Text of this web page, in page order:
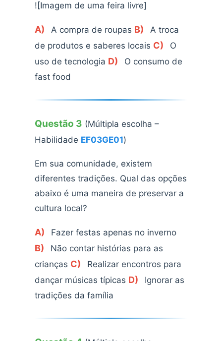
![Imagem de uma feira livre]
A) A compra de roupas B)
A troca
de produtos e saberes locais C)
O
uso de tecnologia D)
O consumo de
fast food
Questão 3 (Múltipla escolha –
Habilidade EF03GE01)
Em sua comunidade, existem
diferentes tradições. Qual das opções
abaixo é uma maneira de preservar a
cultura local?
A) Fazer festas apenas no inverno
B)
Não contar histórias para as
crianças C)
Realizar encontros para
dançar músicas típicas D)
Ignorar as
tradições da família